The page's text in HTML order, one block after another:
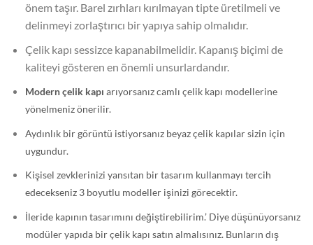
önem taşır. Barel zırhları kırılmayan tipte üretilmeli ve
delinmeyi zorlaştırıcı bir yapıya sahip olmalıdır.
Çelik kapı sessizce kapanabilmelidir. Kapanış biçimi de
kaliteyi gösteren en önemli unsurlardandır.
Modern çelik kapı arıyorsanız camlı çelik kapı modellerine
yönelmeniz önerilir.
Aydınlık bir görüntü istiyorsanız beyaz çelik kapılar sizin için
uygundur.
Kişisel zevklerinizi yansıtan bir tasarım kullanmayı tercih
edecekseniz 3 boyutlu modeller işinizi görecektir.
İleride kapının tasarımını değiştirebilirim.’ Diye düşünüyorsanız
modüler yapıda bir çelik kapı satın almalısınız. Bunların dış